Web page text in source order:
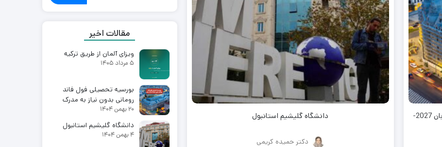
بورسیه تحصیلی فول فاند رومانی بدون نیاز به مدرک زبان 2027-
دانشگاه گلیشیم استانبول
دکتر حمیده کریمی
مقالات اخیر
ویزای آلمان از طریق ترکیه
5 مرداد 1405
بورسیه تحصیلی فول فاند
رومانی بدون نیاز به مدرک
زبان 2027-2026
20 بهمن 1404
دانشگاه گلیشیم استانبول
4 بهمن 1404